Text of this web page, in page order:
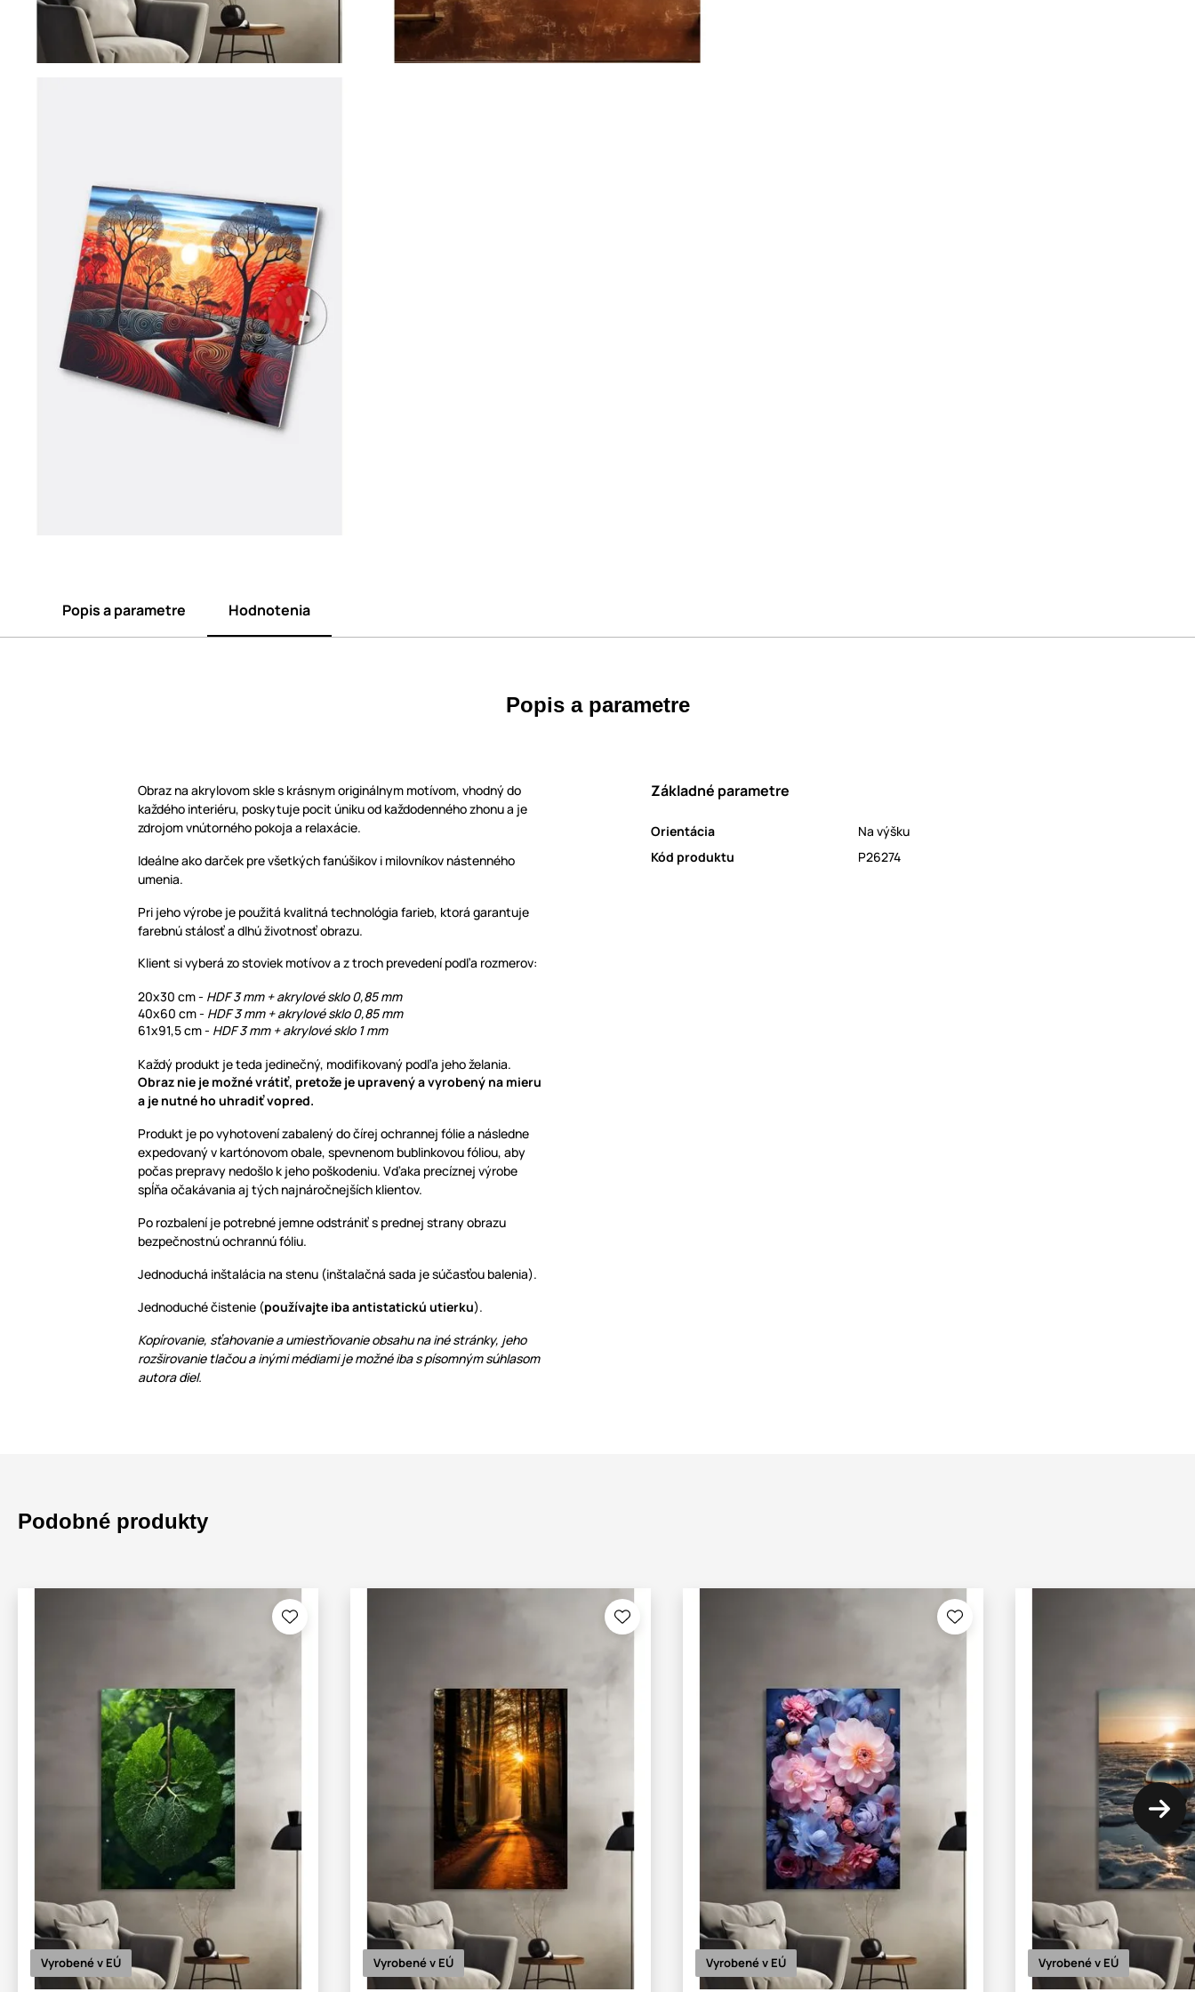
Popis a parametre Hodnotenia
Popis a parametre
Obraz na akrylovom skle s krásnym originálnym motívom, vhodný do
každého interiéru, poskytuje pocit úniku od každodenného zhonu a je
zdrojom vnútorného pokoja a relaxácie.
Ideálne ako darček pre všetkých fanúšikov i milovníkov nástenného
umenia.
Pri jeho výrobe je použitá kvalitná technológia farieb, ktorá garantuje
farebnú stálosť a dlhú životnosť obrazu.
Klient si vyberá zo stoviek motívov a z troch prevedení podľa rozmerov:
20x30 cm - HDF 3 mm + akrylové sklo 0,85 mm
40x60 cm - HDF 3 mm + akrylové sklo 0,85 mm
61x91,5 cm - HDF 3 mm + akrylové sklo 1 mm
Každý produkt je teda jedinečný, modifikovaný podľa jeho želania.
Obraz nie je možné vrátiť, pretože je upravený a vyrobený na mieru
a je nutné ho uhradiť vopred.
Produkt je po vyhotovení zabalený do čírej ochrannej fólie a následne
expedovaný v kartónovom obale, spevnenom bublinkovou fóliou, aby
počas prepravy nedošlo k jeho poškodeniu. Vďaka precíznej výrobe
spĺňa očakávania aj tých najnáročnejších klientov.
Po rozbalení je potrebné jemne odstrániť s prednej strany obrazu
bezpečnostnú ochrannú fóliu.
Jednoduchá inštalácia na stenu (inštalačná sada je súčasťou balenia).
Jednoduché čistenie (používajte iba antistatickú utierku).
Kopírovanie, sťahovanie a umiestňovanie obsahu na iné stránky, jeho
rozširovanie tlačou a inými médiami je možné iba s písomným súhlasom
autora diel.
Základné parametre
Orientácia
Na výšku
Kód produktu
P26274
Podobné produkty
Vyrobené v EÚ Vyrobené v EÚ Vyrobené v EÚ Vyrobené v EÚ